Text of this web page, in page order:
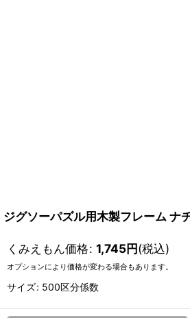
ジグソーパズル用木製フレーム
くみえもん価格: 1,745円(税込)
オプションにより価格が変わる場合もあります。
サイズ: 500区分係数